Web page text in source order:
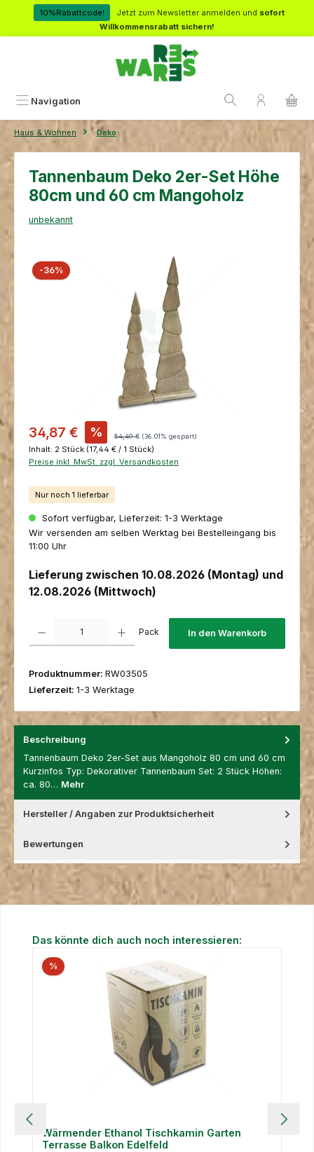
Zum Hauptinhalt springen
10%Rabattcode! Jetzt zum Newsletter anmelden und sofort
Willkommensrabatt sichern!
Navigation
Haus & Wohnen Deko
Tannenbaum Deko 2er-Set Höhe
80cm und 60 cm Mangoholz
unbekannt
Bildergalerie überspringen
-36% Rabatt
Verkaufspreis:
34,87 € % Regulärer Preis:
54,49 € (36.01% gespart)
Inhalt: 2 Stück (17,44 € / 1 Stück)
Preise inkl. MwSt. zzgl. Versandkosten
Nur noch 1 lieferbar
Sofort verfügbar, Lieferzeit: 1-3 Werktage
Wir versenden am selben Werktag bei Bestelleingang bis
11:00 Uhr
Lieferung zwischen 10.08.2026 (Montag) und
12.08.2026 (Mittwoch)
Pack In den Warenkorb
Produktnummer: RW03505
Lieferzeit: 1-3 Werktage
Beschreibung
Tannenbaum Deko 2er-Set aus Mangoholz 80 cm und 60 cm
Kurzinfos Typ: Dekorativer Tannenbaum Set: 2 Stück Höhen:
ca. 80… Mehr
Hersteller / Angaben zur Produktsicherheit
Bewertungen
Produktgalerie überspringen
Das könnte dich auch noch interessieren:
%
Wärmender Ethanol Tischkamin Garten
Terrasse Balkon Edelfeld